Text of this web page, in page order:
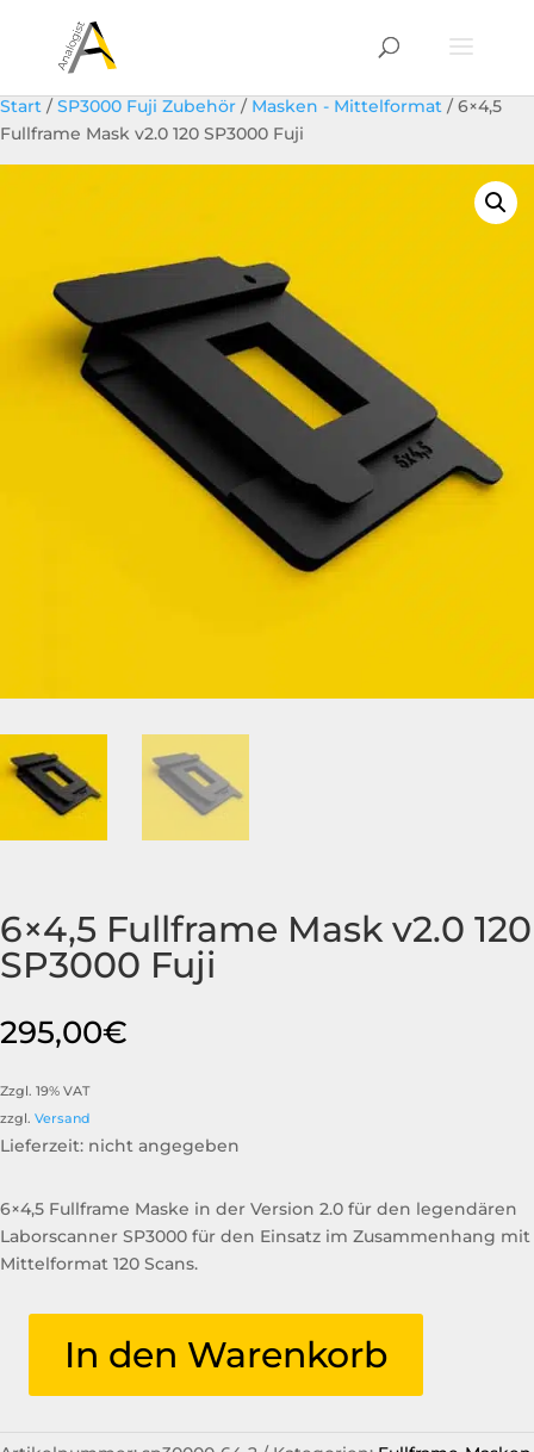
Start /SP3000 Fuji Zubehör / Masken - Mittelformat / 6×4,5
Fullframe Mask v2.0 120 SP3000 Fuji
6×4,5 Fullframe Mask v2.0 120
SP3000 Fuji
295,00€
Zzgl. 19% VAT
zzgl. Versand
Lieferzeit: nicht angegeben
6×4,5 Fullframe Maske in der Version 2.0 für den legendären
Laborscanner SP3000 für den Einsatz im Zusammenhang mit
Mittelformat 120 Scans.
Fullframe
In den Warenkorb